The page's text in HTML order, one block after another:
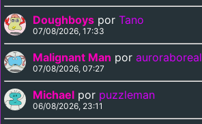
Doughboys por Tano
07/08/2026, 17:33
Malignant Man por auroraboreal
07/08/2026, 07:27
Michael por puzzleman
06/08/2026, 23:11